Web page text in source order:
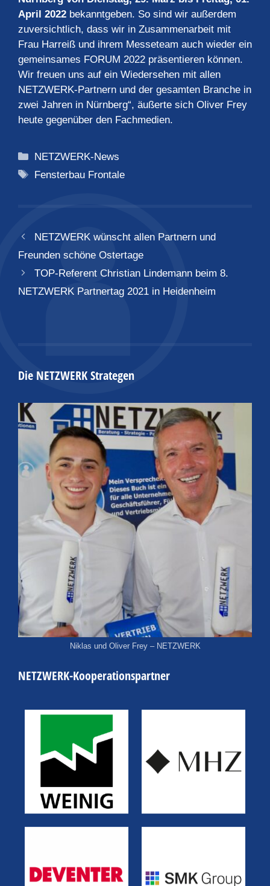
April 2022 bekanntgeben. So sind wir außerdem
zuversichtlich, dass wir in Zusammenarbeit mit
Frau Harreiß und ihrem Messeteam auch wieder ein
gemeinsames FORUM 2022 präsentieren können.
Wir freuen uns auf ein Wiedersehen mit allen
NETZWERK-Partnern und der gesamten Branche in
zwei Jahren in Nürnberg“, äußerte sich Oliver Frey
heute gegenüber den Fachmedien.
Kategorien
NETZWERK-News
Schlagwörter
Fensterbau Frontale
NETZWERK wünscht allen Partnern und
Freunden schöne Ostertage
TOP-Referent Christian Lindemann beim 8.
NETZWERK Partnertag 2021 in Heidenheim
Die NETZWERK Strategen
Niklas und Oliver Frey – NETZWERK
NETZWERK-Kooperationspartner